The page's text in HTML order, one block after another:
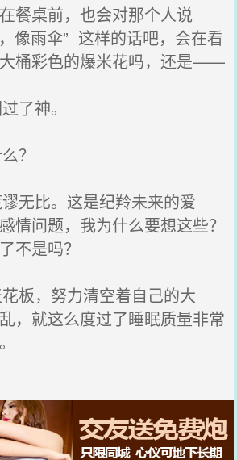
餐桌前，也会对那个人说
像雨伞” 这样的话吧，会在看
桶彩色的爆米花吗，还是——
了神。
？
无比。这是纪羚未来的爱
情问题，我为什么要想这些？
不是吗？
板，努力清空着自己的大
，就这么度过了睡眠质量非常